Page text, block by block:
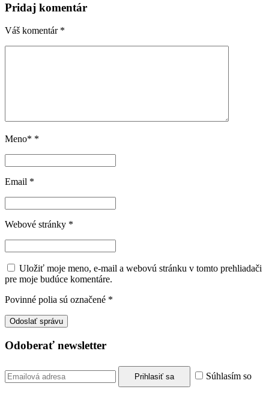
Pridaj komentár
Váš komentár *
Meno* *
Email *
Webové stránky *
Uložiť moje meno, e-mail a webovú stránku v tomto prehliadači
pre moje budúce komentáre.
Povinné polia sú označené *
Odoberať newsletter
Súhlasím so